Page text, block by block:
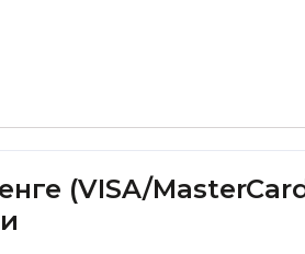
(VISA/